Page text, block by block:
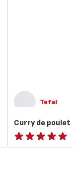
Tefal
Curry de poulet
ratings.NaN